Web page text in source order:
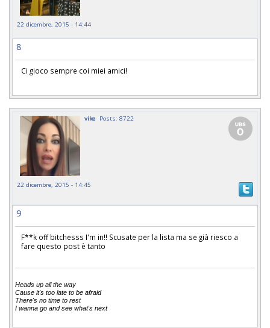
22 dicembre, 2015 - 14:44
8
Ci gioco sempre coi miei amici!
vike Posts: 8722
22 dicembre, 2015 - 14:45
9
F**k off bitchesss I'm in!! Scusate per la lista ma se già riesco a
fare questo post è tanto
Heads up all the way
Cause it's too late to be afraid
There's no time to rest
I wanna go and see what's next